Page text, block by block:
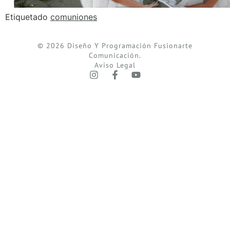
Etiquetado comuniones
© 2026 Diseño Y Programación Fusionarte
Comunicación.
Aviso Legal